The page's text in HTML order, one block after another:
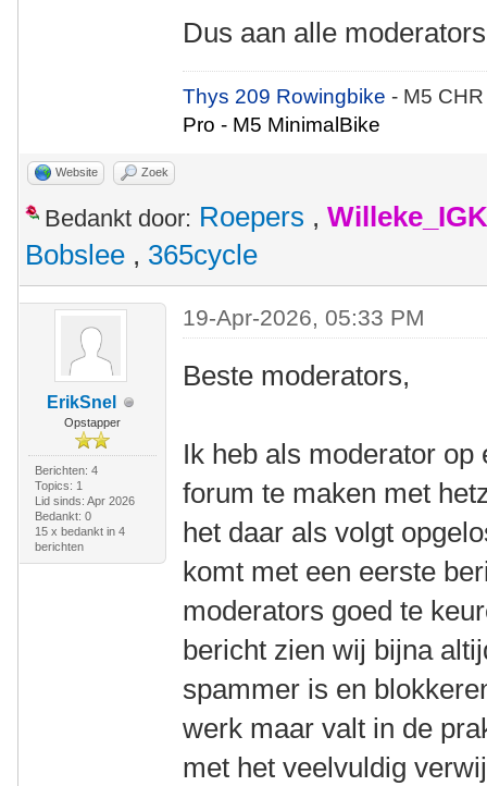
Dus aan alle
Thys 209 Rowingbike- M5
Pro - M5 MinimalBike
Website Zoek
Bedankt door: Roepers ,
Bobslee , 365cycle
ErikSnel
Opstapper
Berichten: 4
Topics: 1
Lid sinds: Apr 2026
Bedankt: 0
15 x bedankt in 4
berichten
19-Apr-2026, 05:33 PM
Beste moderators,
Ik heb als moderator
forum te maken met
het daar als volgt
komt met een eerste
moderators goed te
bericht zien wij bijna
spammer is en
werk maar valt in de
met het veelvuldig